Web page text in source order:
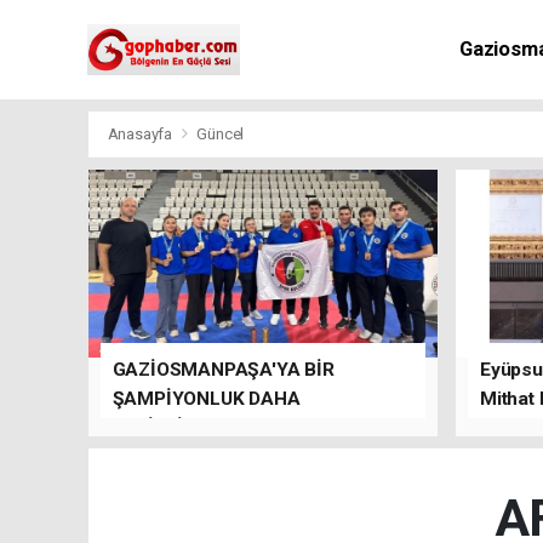
Anasayfa Güncel
GAZİOSMANPAŞA'YA BİR
ŞAMPİYONLUK DAHA
Mithat